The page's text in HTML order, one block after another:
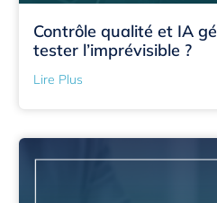
Contrôle qualité et IA
tester l’imprévisible ?
Lire Plus